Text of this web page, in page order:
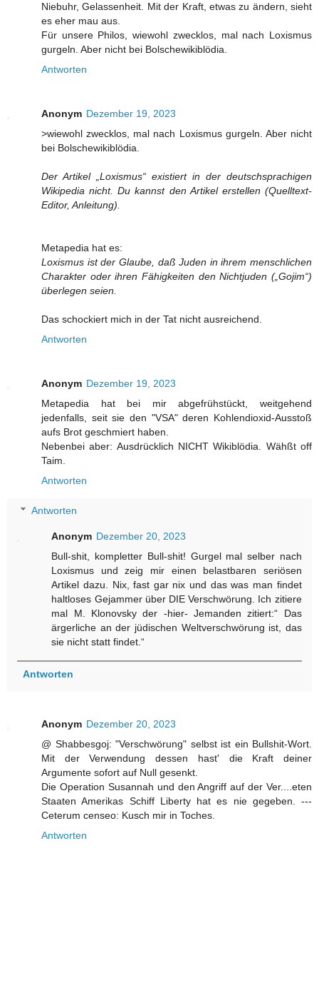
Niebuhr, Gelassenheit. Mit der Kraft, etwas zu ändern, sieht
es eher mau aus.
Für unsere Philos, wiewohl zwecklos, mal nach Loxismus
gurgeln. Aber nicht bei Bolschewikiblödia.
Antworten
Anonym Dezember 19, 2023
>wiewohl zwecklos, mal nach Loxismus gurgeln. Aber nicht
bei Bolschewikiblödia.
Der Artikel „Loxismus“ existiert in der deutschsprachigen
Wikipedia nicht. Du kannst den Artikel erstellen (Quelltext-
Editor, Anleitung).
Metapedia hat es:
Loxismus ist der Glaube, daß Juden in ihrem menschlichen
Charakter oder ihren Fähigkeiten den Nichtjuden („Gojim“)
überlegen seien.
Das schockiert mich in der Tat nicht ausreichend.
Antworten
Anonym Dezember 19, 2023
Metapedia hat bei mir abgefrühstückt, weitgehend
jedenfalls, seit sie den "VSA" deren Kohlendioxid-Ausstoß
aufs Brot geschmiert haben.
Nebenbei aber: Ausdrücklich NICHT Wikiblödia. Wähßt off
Taim.
Antworten
Antworten
Anonym Dezember 20, 2023
Bull-shit, kompletter Bull-shit! Gurgel mal selber nach
Loxismus und zeig mir einen belastbaren seriösen
Artikel dazu. Nix, fast gar nix und das was man findet
haltloses Gejammer über DIE Verschwörung. Ich zitiere
mal M. Klonovsky der -hier- Jemanden zitiert:“ Das
ärgerliche an der jüdischen Weltverschwörung ist, das
sie nicht statt findet.“
Antworten
Anonym Dezember 20, 2023
@ Shabbesgoj: "Verschwörung" selbst ist ein Bullshit-Wort.
Mit der Verwendung dessen hast' die Kraft deiner
Argumente sofort auf Null gesenkt.
Die Operation Susannah und den Angriff auf der Ver....eten
Staaten Amerikas Schiff Liberty hat es nie gegeben. ---
Ceterum censeo: Kusch mir in Toches.
Antworten